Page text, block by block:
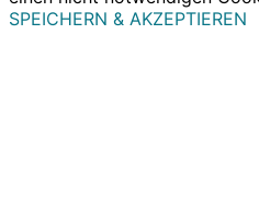
SPEICHERN & AKZEPTIEREN